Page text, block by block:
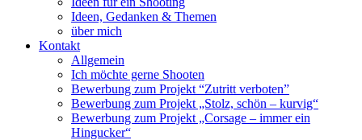
Ideen, Gedanken & Themen
über mich
Kontakt
Allgemein
Ich möchte gerne Shooten
Bewerbung zum Projekt “Zutritt verboten”
Bewerbung zum Projekt „Stolz, schön – kurvig“
Bewerbung zum Projekt „Corsage – immer ein
Hingucker“